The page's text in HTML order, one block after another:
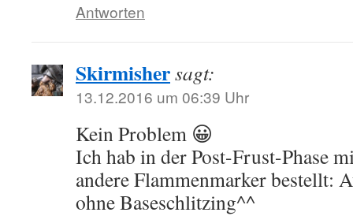
Antworten
Skirmishersagt:
13.12.2016 um 06:39 Uhr
Kein Problem 😀
Ich hab in der Post-Frust-Phase
andere Flammenmarker bestellt:
ohne Baseschlitzing^^